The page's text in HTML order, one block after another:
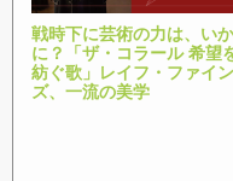
戦時下に芸術の力は、い
に？「ザ・コラール 希望
紡ぐ歌」レイフ・ファイン
ズ、一流の美学